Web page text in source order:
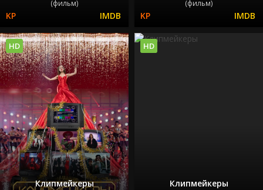
(фильм) (фильм)
Клипмейкеры
HD
Клипмейкеры
HD